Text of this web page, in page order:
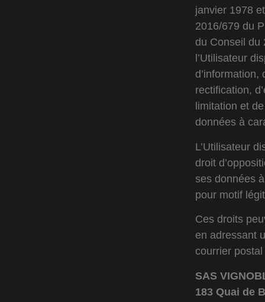
janvier 1978
2016/679 du
du Conseil du
l’Utilisateur
d’information,
rectification,
limitation et
données à
L’Utilisateur
droit
ses données
pour motif
Ces droits
en adressant
courrier
SAS
183 Quai de